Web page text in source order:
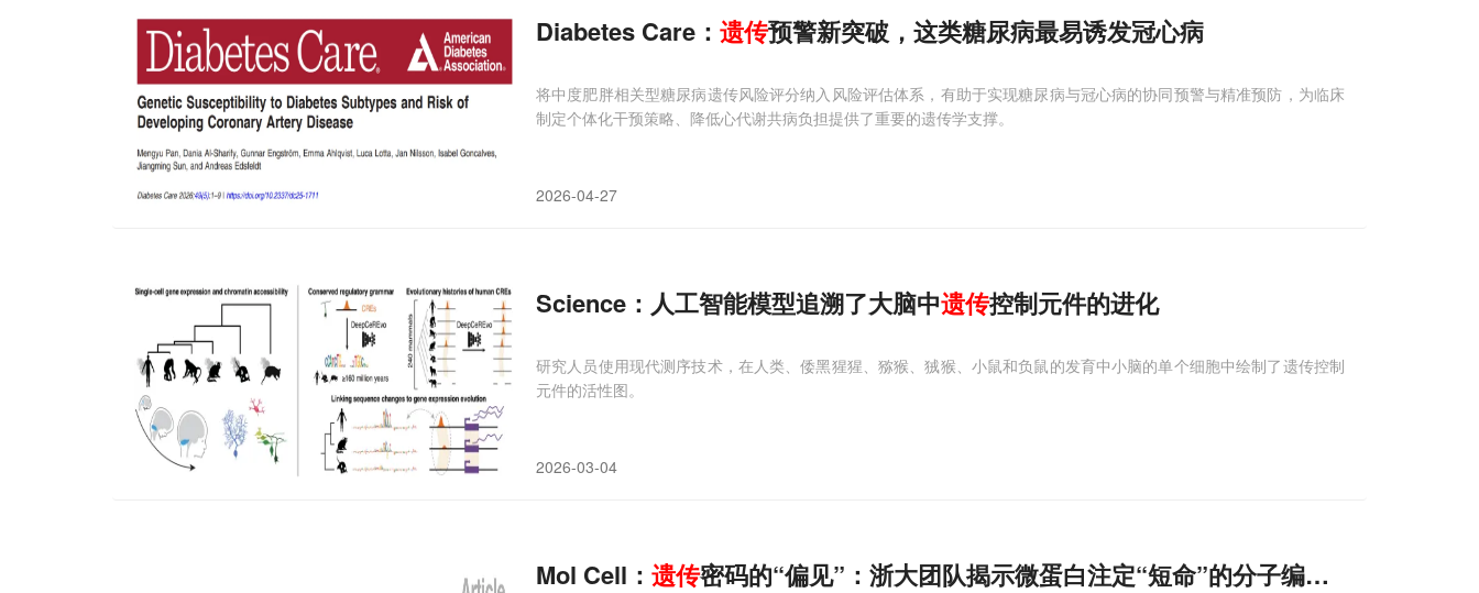
Diabetes Care： 遗传预警新突破，这类糖尿病最易诱发冠心病
将中度肥胖相关型糖尿病遗传风险评分纳入风险评估体系，有助于实现糖尿病与冠心病的协同预警与精准预防，为临床
制定个体化干预策略、降低心代谢共病负担提供了重要的遗传学支撑。
2026-04-27
Science：人工智能模型追溯了大脑中遗传控制元件的进化
研究人员使用现代测序技术，在人类、倭黑猩猩、猕猴、狨猴、小鼠和负鼠的发育中小脑的单个细胞中绘制了遗传控制
元件的活性图。
2026-03-04
Mol Cell： 遗传密码的“偏见”：浙大团队揭示微蛋白注定“短命”的分子编码规律